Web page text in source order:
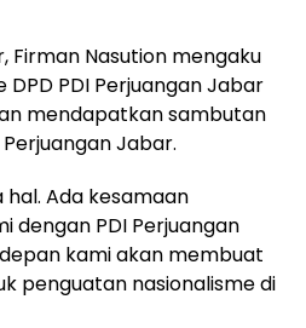
Firman Nasution mengaku
PDI Perjuangan Jabar
mendapatkan sambutan
Jabar.
Ada kesamaan
dengan PDI Perjuangan
kami akan membuat
penguatan nasionalisme di